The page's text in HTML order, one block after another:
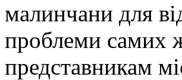
малинчани для
проблеми самих
представникам